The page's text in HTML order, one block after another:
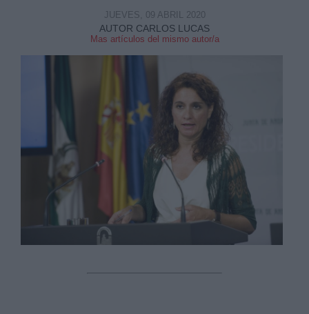
AUTOR CARLOS LUCAS
Mas artículos del mismo autor/a
JUEVES, 09 ABRIL 2020